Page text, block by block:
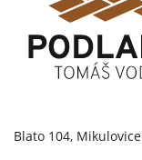
Blato 104, Mikulovice